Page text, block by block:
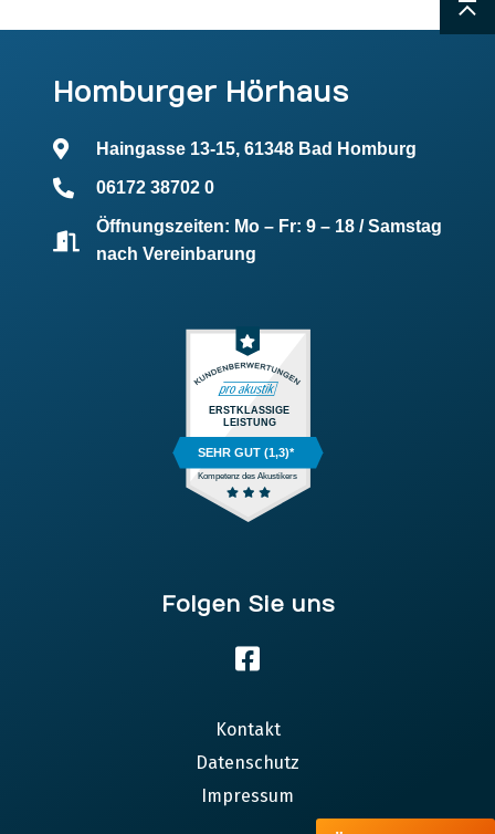
Homburger Hörhaus
Haingasse 13-15, 61348 Bad Homburg
06172 38702 0
Öffnungszeiten: Mo – Fr: 9 – 18 / Samstag
nach Vereinbarung
ERSTKLASSIGE
LEISTUNG
SEHR GUT (1,3)*
Kompetenz des Akustikers
Folgen Sie uns
Kontakt
Datenschutz
Impressum